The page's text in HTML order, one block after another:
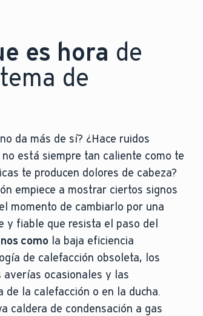
es hora de
de
da más de sí? ¿Hace ruidos
está siempre tan caliente como te
te producen dolores de cabeza?
empiece a mostrar ciertos signos
momento de cambiarlo por una
y fiable que resista el paso del
como la baja eficiencia
de calefacción obsoleta, los
ocasionales y las
la calefacción o en la ducha.
caldera de condensación a gas